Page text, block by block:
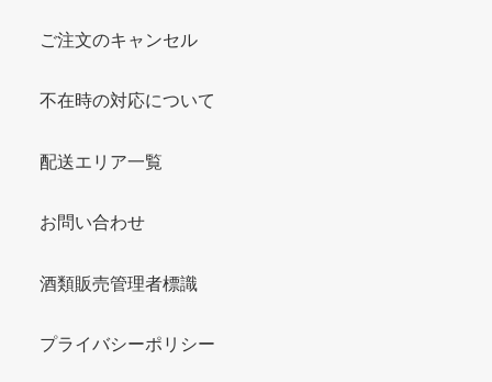
ご注文のキャンセル
不在時の対応について
配送エリア一覧
お問い合わせ
酒類販売管理者標識
プライバシーポリシー